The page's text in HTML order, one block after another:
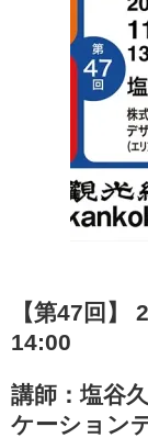
【第47回】
14:00
講師：塩谷
ケーション